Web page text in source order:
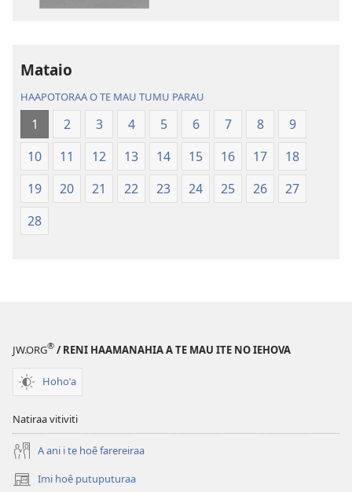
o
ao
apî
Te
Bibilia,
Huriraa
ao
Mataio
HAAPOTORAA O TE MAU TUMU PARAU
1 2 3 4 5 6 7 8
9
10
11 12 13 14 15 16 17
18
19
20 21 22 23 24 25 26
27
28
JW.ORG® / RENI HAAMANAHIA A TE MAU ITE NO IEHOVA
Hohoˈa
Natiraa vitiviti
A ani i te hoê farereiraa
Imi hoê putuputuraa
(opens